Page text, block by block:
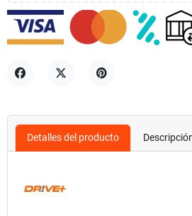
Detalles del producto